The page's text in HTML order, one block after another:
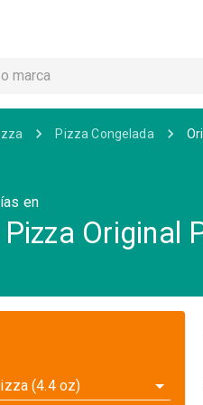
Pizza Congelada
en
Original
(4.4 oz)